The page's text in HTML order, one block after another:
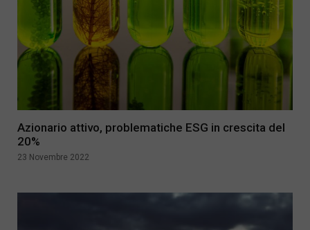
Azionario attivo, problematiche ESG in crescita del
20%
23 Novembre 2022